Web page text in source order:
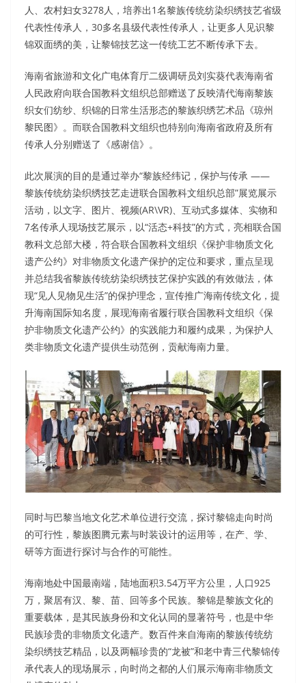
人、农村妇女3278人，培养出1名黎族传统纺染织绣技艺省级
代表性传承人，30多名县级代表性传承人，让更多人见识黎
锦双面绣的美，让黎锦技艺这一传统工艺不断传承下去。
海南省旅游和文化广电体育厅二级调研员刘实葵代表海南省
人民政府向联合国教科文组织总部赠送了反映清代海南黎族
织女们纺纱、织锦的日常生活形态的黎族织绣艺术品《琼州
黎民图》。而联合国教科文组织也特别向海南省政府及所有
传承人分别赠送了《感谢信》。
此次展演的目的是通过举办“黎族经纬记，保护与传承 ——
黎族传统纺染织绣技艺走进联合国教科文组织总部”展览展示
活动，以文字、图片、视频(AR\VR)、互动式多媒体、实物和
7名传承人现场技艺展示，以“活态+科技”的方式，亮相联合国
教科文总部大楼，符合联合国教科文组织《保护非物质文化
遗产公约》对非物质文化遗产保护的定位和要求，重点呈现
并总结我省黎族传统纺染织绣技艺保护实践的有效做法，体
现“见人见物见生活”的保护理念，宣传推广海南传统文化，提
升海南国际知名度，展现海南省履行联合国教科文组织《保
护非物质文化遗产公约》的实践能力和履约成果，为保护人
类非物质文化遗产提供生动范例，贡献海南力量。
同时与巴黎当地文化艺术单位进行交流，探讨黎锦走向时尚
的可行性，黎族图腾元素与时装设计的运用等，在产、学、
研等方面进行探讨与合作的可能性。
海南地处中国最南端，陆地面积3.54万平方公里，人口925
万，聚居有汉、黎、苗、回等多个民族。黎锦是黎族文化的
重要载体，是其民族身份和文化认同的显著符号，也是中华
民族珍贵的非物质文化遗产。数百件来自海南的黎族传统纺
染织绣技艺精品，以及两幅珍贵的“龙被”和老中青三代黎锦传
承代表人的现场展示，向时尚之都的人们展示海南非物质文